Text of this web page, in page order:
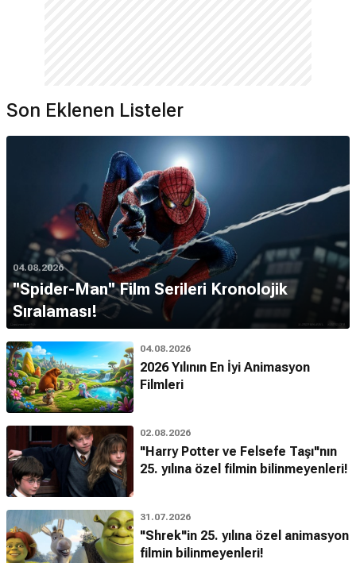
Son Eklenen Listeler
04.08.2026
''Spider-Man'' Film Serileri Kronolojik
Sıralaması!
04.08.2026
2026 Yılının En İyi Animasyon
Filmleri
02.08.2026
"Harry Potter ve Felsefe Taşı"nın
25. yılına özel filmin bilinmeyenleri!
31.07.2026
"Shrek"in 25. yılına özel animasyon
filmin bilinmeyenleri!